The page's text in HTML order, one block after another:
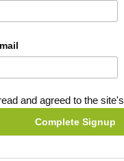
and agreed to the site's
Complete Signup